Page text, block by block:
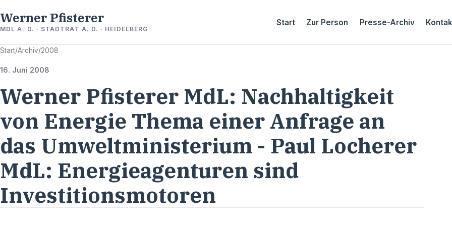
Werner Pfisterer
MDL A. D. · STADTRAT A. D. · HEIDELBERG
Start Zur Person Presse-Archiv
Start/Archiv/2008
16. Juni 2008
Werner Pfisterer MdL: Nachhaltigkeit
von Energie Thema einer Anfrage an
das Umweltministerium - Paul Locherer
MdL: Energieagenturen sind
Investitionsmotoren